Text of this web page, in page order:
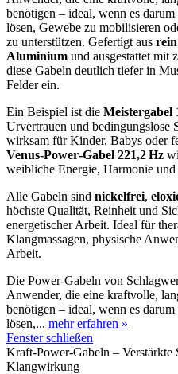
benötigen – ideal, wenn es
lösen, Gewebe zu mobilisieren
zu unterstützen. Gefertigt aus
Aluminium und ausgestattet mit
diese Gabeln deutlich tiefer in
Felder ein.
Ein Beispiel ist die Meistergabel
Urvertrauen und bedingungslose
wirksam für Kinder, Babys oder
Venus‑Power‑Gabel 221,2 Hz
weibliche Energie, Harmonie
Alle Gabeln sind nickelfrei,
höchste Qualität, Reinheit und
energetischer Arbeit. Ideal für
Klangmassagen, physische
Arbeit.
Die Power‑Gabeln von
Anwender, die eine kraftvolle,
benötigen – ideal, wenn es
lösen,... mehr erfahren »
Fenster schließen
Kraft‑Power‑Gabeln –
Klangwirkung